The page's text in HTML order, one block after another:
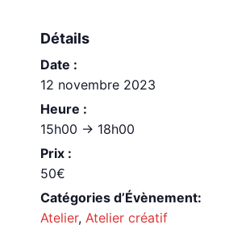
Détails
Date :
12 novembre 2023
Heure :
15h00 -> 18h00
Prix :
50€
Catégories d’Évènement:
Atelier,Atelier créatif